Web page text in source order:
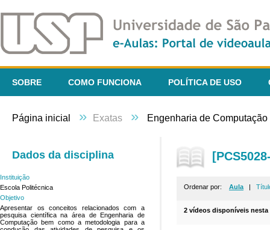
SOBRE COMO FUNCIONA POLÍTICA DE USO
Página inicial » Exatas » Engenharia de Computação
Dados da disciplina
Instituição
Escola Politécnica
Objetivo
Apresentar os conceitos relacionados com a
pesquisa científica na área de Engenharia de
Computação bem como a metodologia para a
Ordenar por: Aula |
2 vídeos disponíveis